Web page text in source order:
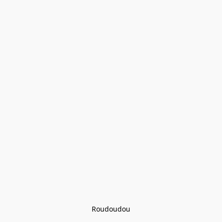
Roudoudou